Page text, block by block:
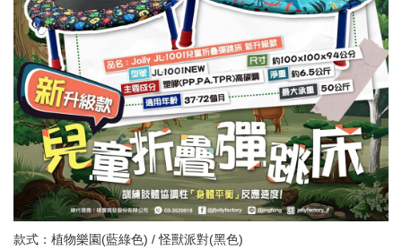
款式：植物樂園(藍綠色) / 怪獸派對(黑色)